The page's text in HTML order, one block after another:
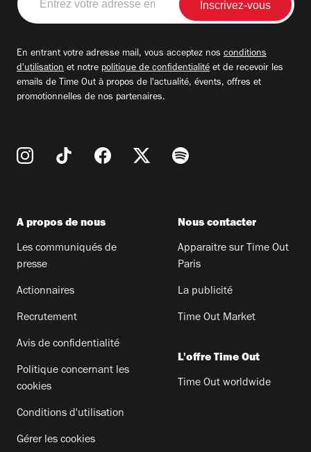
votre
adresse
En entrant votre adresse mail, vous acceptez nos conditions
d'utilisation et notre politique de confidentialité et de recevoir les
emails de Time Out à propos de l'actualité, évents, offres et
promotionnelles de nos partenaires.
A propos de nous
Les communiqués de
presse
Actionnaires
Recrutement
Avis de confidentialité
Politique concernant les
cookies
Conditions d'utilisation
Gérer les cookies
Nous contacter
Apparaitre sur Time Out
Paris
La publicité
Time Out Market
L'offre Time Out
Time Out worldwide